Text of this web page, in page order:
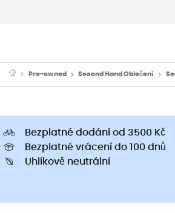
Pre-owned Second Hand Oblečení
Bezplatné dodání od 3500 Kč
Bezplatné vrácení do 100 dnů
Uhlíkově neutrální